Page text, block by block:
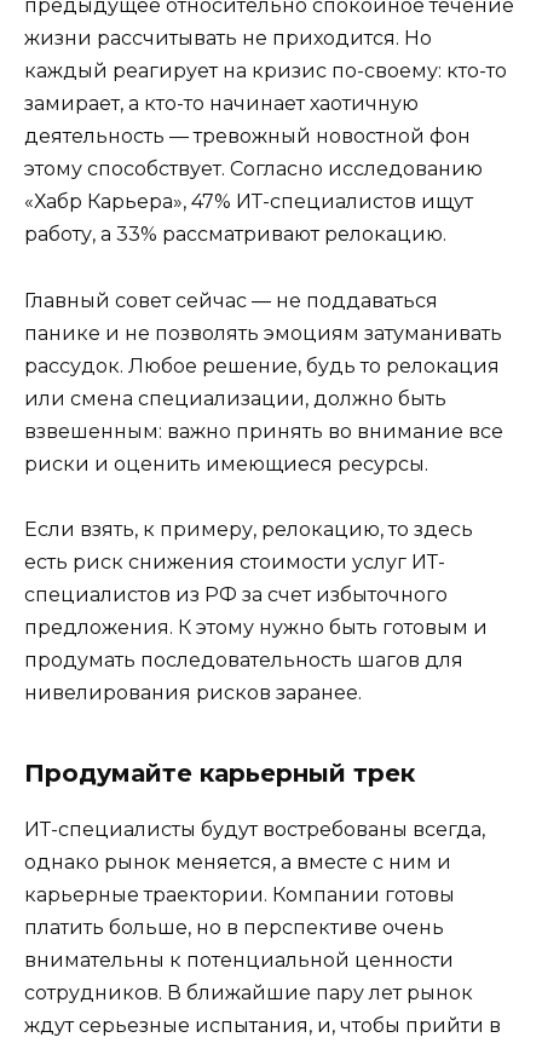
предыдущее относительно спокойное течение
жизни рассчитывать не приходится. Но
каждый реагирует на кризис по-своему: кто-то
замирает, а кто-то начинает хаотичную
деятельность ― тревожный новостной фон
этому способствует. Согласно исследованию
«Хабр Карьера», 47% ИТ-специалистов ищут
работу, а 33% рассматривают релокацию.
Главный совет сейчас ― не поддаваться
панике и не позволять эмоциям затуманивать
рассудок. Любое решение, будь то релокация
или смена специализации, должно быть
взвешенным: важно принять во внимание все
риски и оценить имеющиеся ресурсы.
Если взять, к примеру, релокацию, то здесь
есть риск снижения стоимости услуг ИТ-
специалистов из РФ за счет избыточного
предложения. К этому нужно быть готовым и
продумать последовательность шагов для
нивелирования рисков заранее.
Продумайте карьерный трек
ИТ-специалисты будут востребованы всегда,
однако рынок меняется, а вместе с ним и
карьерные траектории. Компании готовы
платить больше, но в перспективе очень
внимательны к потенциальной ценности
сотрудников. В ближайшие пару лет рынок
ждут серьезные испытания, и, чтобы прийти в